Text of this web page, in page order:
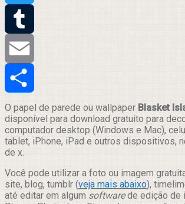
Twitter
Tumblr
Email
Compartilhar
O papel de parede ou wallpaper Blasket
disponível para download gratuito para
computador desktop (Windows e Mac),
tablet, iPhone, iPad e outros dispositivos,
de x.
Você pode utilizar a foto ou imagem
site, blog, tumblr (veja mais abaixo),
até editar em algum softwarede edição de